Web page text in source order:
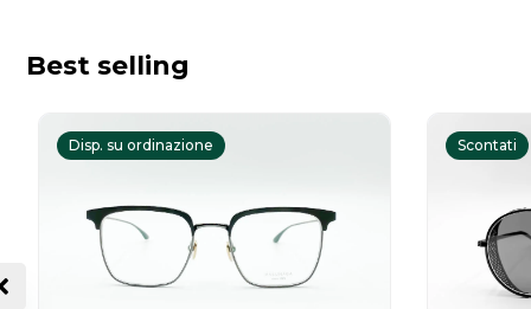
Best selling
Disp. su ordinazione
Il
prezzo
originale
€375.00.
Il
€187.50.
Scontati